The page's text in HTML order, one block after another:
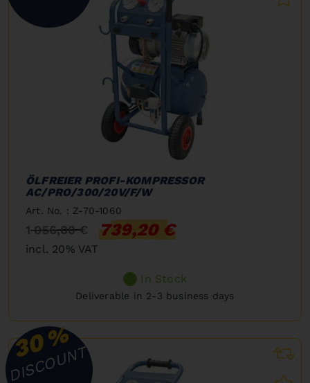
ÖLFREIER PROFI-KOMPRESSOR
AC/PRO/300/20V/F/W
Art. No. : Z-70-1060
1 056,00 € 739,20 €
incl. 20% VAT
In Stock
Deliverable in 2-3 business days
30%
DISCOUNT